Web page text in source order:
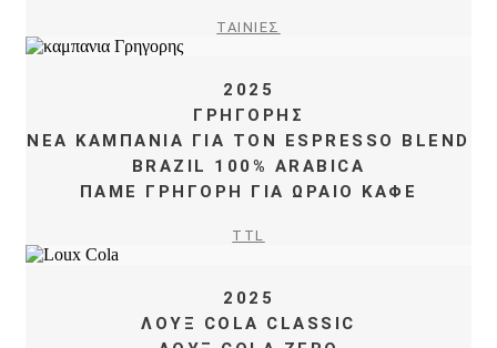
ΤΑΙΝΙΕΣ
2025
ΓΡΗΓΟΡΗΣ
ΝΕΑ ΚΑΜΠΑΝΙΑ ΓΙΑ ΤΟΝ ESPRESSO BLEND
BRAZIL 100% ARABICA
ΠΑΜΕ ΓΡΗΓΟΡΗ ΓΙΑ ΩΡΑΙΟ ΚΑΦΕ
TTL
2025
ΛΟΥΞ COLA CLASSIC